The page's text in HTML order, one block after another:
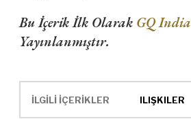
Bu İçerik İlk Olarak GQ India
Yayınlanmıştır.
İLGİLİ İÇERİKLER ILIŞKILER